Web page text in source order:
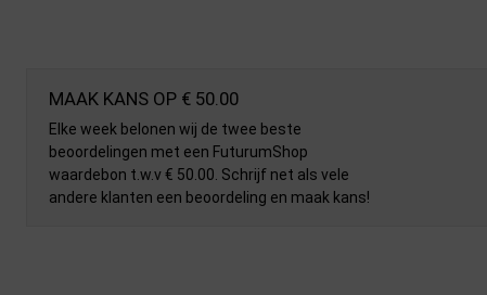
MAAK KANS OP € 50.00
Elke week belonen wij de twee beste
beoordelingen met een FuturumShop
waardebon t.w.v € 50.00. Schrijf net als vele
andere klanten een beoordeling en maak kans!